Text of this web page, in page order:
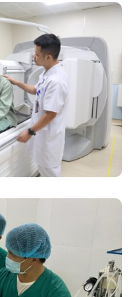
Xạ Hình Thế Hệ
Và Điều Trị
Tỉnh Phú Thọ
Âm, Điều Trị U
Phẫu Thuật